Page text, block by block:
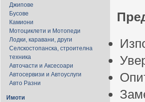
Джипове
Бусове
Камиони
Мотоциклети и Мотопеди
Лодки, каравани, други
Селскостопанска, строителна
техника
Авточасти и Аксесоари
Автосервизи и Автоуслуги
Авто Разни
Имоти